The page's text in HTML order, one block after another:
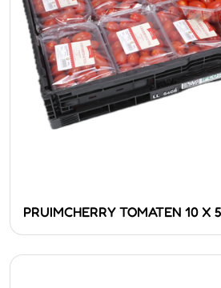
PRUIMCHERRY TOMATEN 10 X